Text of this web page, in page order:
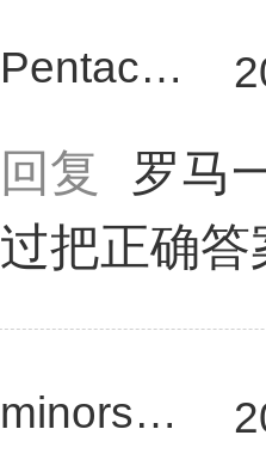
Pentaclamp
回复
罗马
过把正确
minorshunv